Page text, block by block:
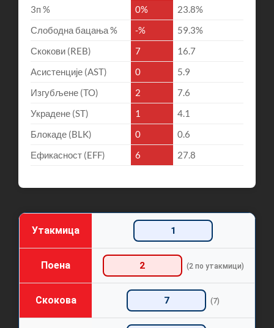
3п %
0%
23.8%
Слободна бацања %
-%
59.3%
Скокови (REB)
7
16.7
Асистенције (AST)
0
5.9
Изгубљене (TO)
2
7.6
Украдене (ST)
1
4.1
Блокаде (BLK)
0
0.6
Ефикасност (EFF)
6 27.8
Утакмица 1
Поена 2 (2 по утакмици)
Скокова 7 (7)